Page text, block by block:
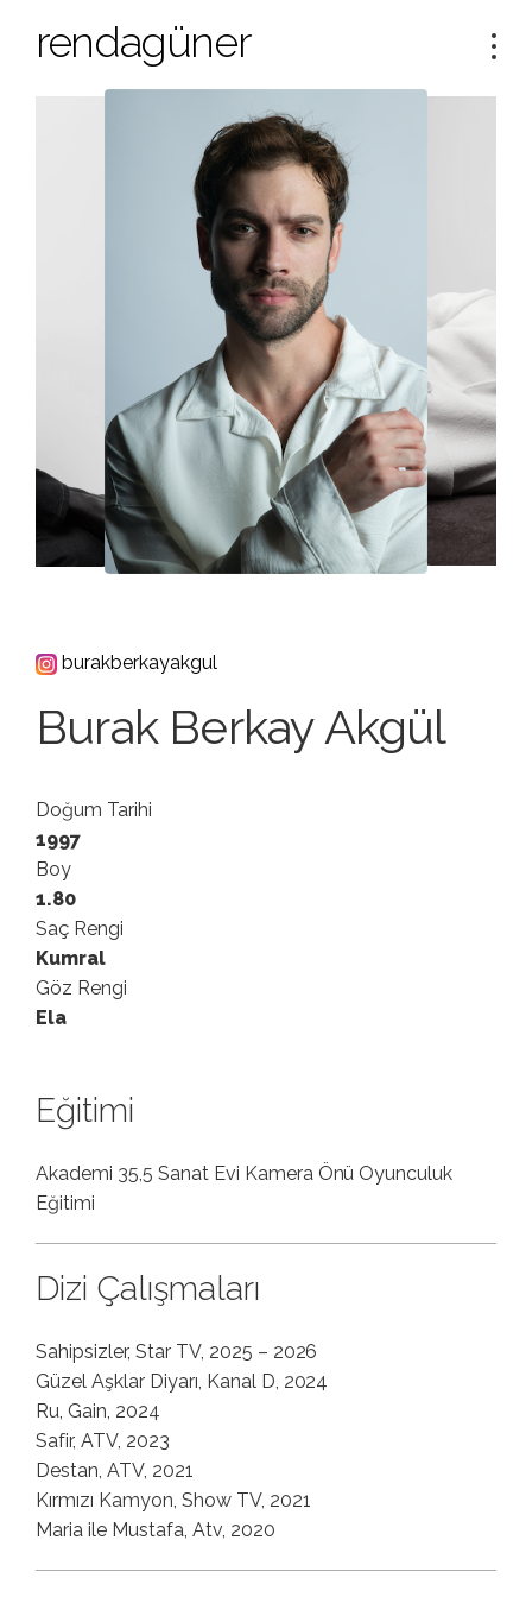
rendagüner
burakberkayakgul
Burak Berkay Akgül
Doğum Tarihi
1997
Boy
1.80
Saç Rengi
Kumral
Göz Rengi
Ela
Eğitimi
Akademi 35,5 Sanat Evi Kamera Önü Oyunculuk
Eğitimi
Dizi Çalışmaları
Sahipsizler, Star TV, 2025 – 2026
Güzel Aşklar Diyarı, Kanal D, 2024
Ru, Gain, 2024
Safir, ATV, 2023
Destan, ATV, 2021
Kırmızı Kamyon, Show TV, 2021
Maria ile Mustafa, Atv, 2020